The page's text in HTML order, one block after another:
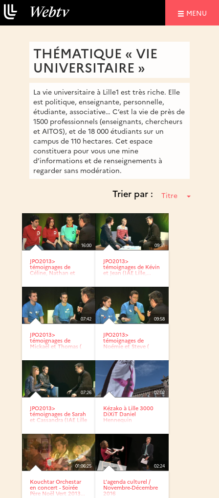
MENU
THÉMATIQUE « VIE
UNIVERSITAIRE »
La vie universitaire à Lille1 est très riche. Elle
est politique, enseignante, personnelle,
étudiante, associative… C’est la vie de près de
1500 professionnels (enseignants, chercheurs
et AITOS), et de 18 000 étudiants sur un
campus de 110 hectares. Cet espace
constituera pour vous une mine
d’informations et de renseignements à
regarder sans modération.
Trier par : Titre
16:00
JPO2013>
témoignages de
Céline, Nathan et
09:31
JPO2013>
témoignages de Kévin
et Jean (IAE Lille,...
07:42
JPO2013>
témoignages de
Mickaël et Thomas (
09:58
JPO2013>
témoignages de
Noémie et Steve (
07:26
JPO2013>
témoignages de Sarah
et Cassandra (IAE Lille
02:02
Kézako à Lille 3000
DiXiT Daniel
Hennequin
01:06:25
Kouchtar Orchestar
en concert - Soirée
Père Noël Vert 2013...
02:24
L’agenda culturel /
Novembre-Décembre
2016